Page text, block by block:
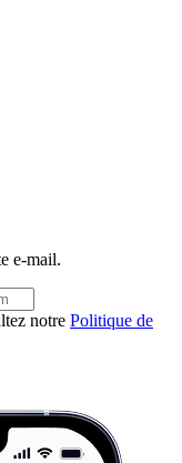
e-mail.
notre Politique de